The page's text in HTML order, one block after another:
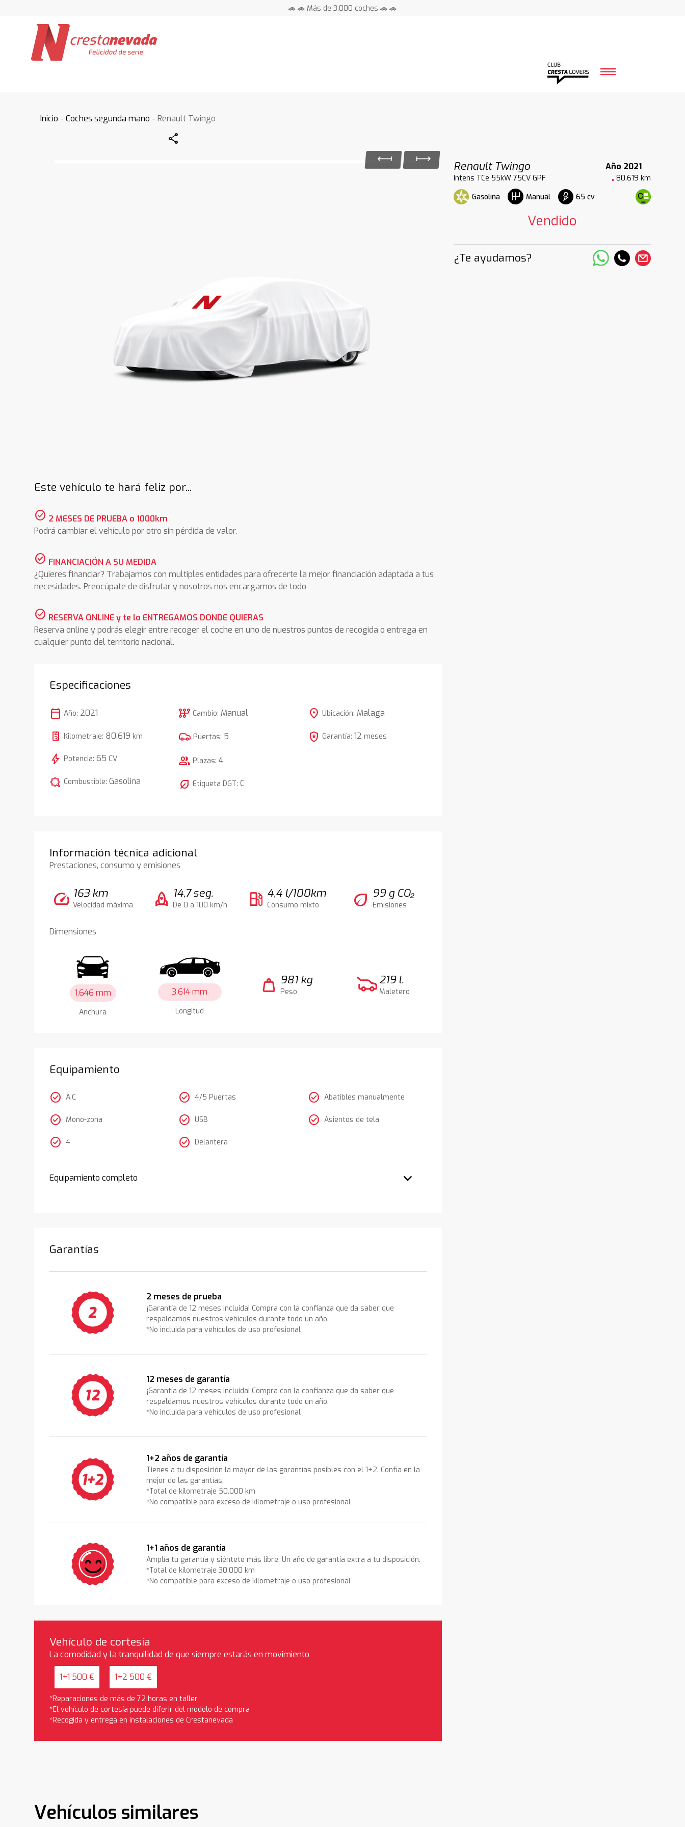
🚗 🚗 Más de 3.000 coches 🚗 🚗
Inicio -Coches segunda mano - Renault Twingo
Share
Renault Twingo
Año 2021
Intens TCe 55kW 75CV GPF
80.619 km
Gasolina
Manual 65 cv
Vendido
¿Te ayudamos?
Este vehículo te hará feliz por...
check_circle 2 MESES DE PRUEBA o 1000km
Podrá cambiar el vehículo por otro sin pérdida de valor.
check_circle FINANCIACIÓN A SU MEDIDA
¿Quieres financiar? Trabajamos con multiples entidades para ofrecerte la mejor financiación adaptada a tus
necesidades. Preocúpate de disfrutar y nosotros nos encargamos de todo
check_circle RESERVA ONLINE y te lo ENTREGAMOS DONDE QUIERAS
Reserva online y podrás elegir entre recoger el coche en uno de nuestros puntos de recogida o entrega en
cualquier punto del territorio nacional.
Especificaciones
calendar_today Año: 2021
Kilometraje: 80.619 km
bolt Potencia:65 CV
comic_bubble Combustible:Gasolina
auto_transmission Cambio: Manual
Puertas: 5
group Plazas:4
nest_eco_leaf Etiqueta DGT:C
location_on Ubicación: Malaga
local_police Garantía: 12 meses
Información técnica adicional
Prestaciones, consumo y emisiones
speed 163 km
Velocidad máxima rocket 14,7 seg.
De 0 a 100 km/h local_gas_station 4,4 l/100km
Consumo mixto eco 99 g CO₂
Emisiones
Dimensiones
1.646 mm
Anchura
3.614 mm
Longitud
weight 981 kg
Peso
219 l.
Maletero
Equipamiento
check_circle A.C
check_circle Mono-zona
check_circle 4
check_circle 4/5 Puertas
check_circle USB
check_circle Delantera
check_circle Abatibles manualmente
check_circle Asientos de tela
Equipamiento completo
Garantías
2 meses de prueba
¡Garantía de 12 meses incluida! Compra con la confianza que da saber que
respaldamos nuestros vehículos durante todo un año.
*No incluida para vehículos de uso profesional
12 meses de garantía
¡Garantía de 12 meses incluida! Compra con la confianza que da saber que
respaldamos nuestros vehículos durante todo un año.
*No incluida para vehículos de uso profesional
1+2 años de garantía
Tienes a tu disposición la mayor de las garantías posibles con el 1+2. Confía en la
mejor de las garantías.
*Total de kilometraje 50.000 km
*No compatible para exceso de kilometraje o uso profesional
1+1 años de garantía
Amplía tu garantía y siéntete más libre. Un año de garantía extra a tu disposición.
*Total de kilometraje 30.000 km
*No compatible para exceso de kilometraje o uso profesional
Vehículo de cortesía
La comodidad y la tranquilidad de que siempre estarás en movimiento
1+1 500 € 1+2 500 €
*Reparaciones de más de 72 horas en taller
*El vehículo de cortesía puede diferir del modelo de compra
*Recogida y entrega en instalaciones de Crestanevada
Vehículos similares